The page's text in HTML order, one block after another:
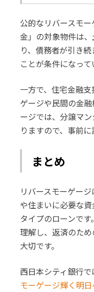
公的なリバースモ
金」の対象物件は
り、債務者が引き
ことが条件になって
一方で、住宅金融
ゲージや民間の金
ージでは、分譲マ
りますので、事前に
まとめ
リバースモーゲー
や住まいに必要な
タイプのローンで
理解し、返済のた
大切です。
西日本シティ銀行
モーゲージ輝く明日